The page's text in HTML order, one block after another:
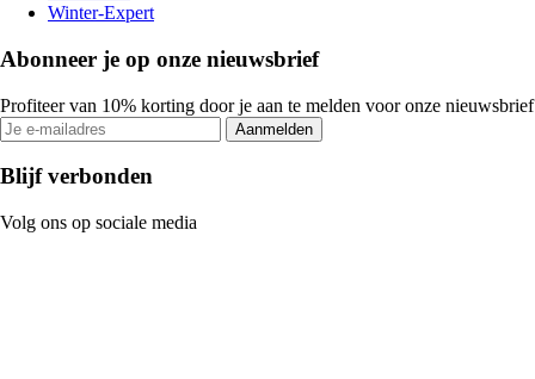
Winter-Expert
Abonneer je op onze nieuwsbrief
Profiteer van 10% korting door je aan te melden voor onze nieuwsbrief
Aanmelden
Blijf verbonden
Volg ons op sociale media